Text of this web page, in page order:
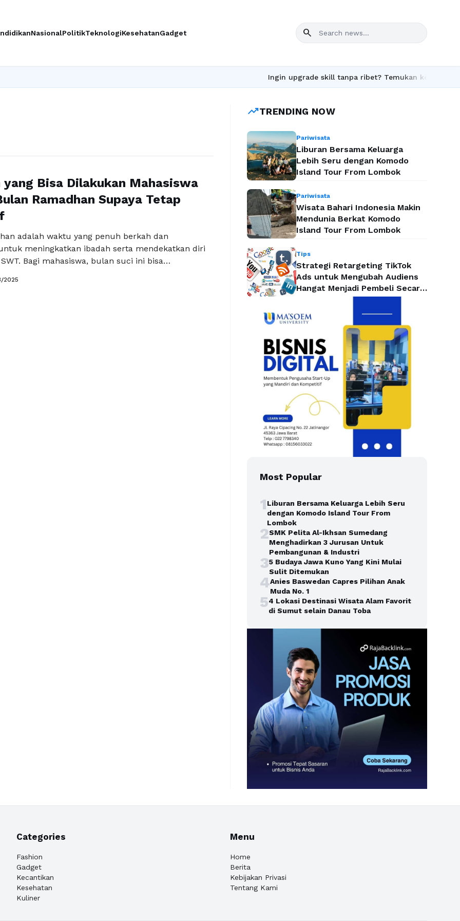
NasionalPolitikTeknologiKesehatanGadget search
Ingin upgrade skill tanpa ribet? Temukan kelas seru dan
yang Bisa Dilakukan Mahasiswa
Ramadhan Supaya Tetap
adalah waktu yang penuh berkah dan
meningkatkan ibadah serta mendekatkan diri
Bagi mahasiswa, bulan suci ini bisa
diri dan berkontribusi positif bagi
2025
trending_upTRENDING NOW
Pariwisata
Liburan Bersama Keluarga
Lebih Seru dengan Komodo
Island Tour From Lombok
Pariwisata
Wisata Bahari Indonesia Makin
Mendunia Berkat Komodo
Island Tour From Lombok
Tips
Strategi Retargeting TikTok
Ads untuk Mengubah Audiens
Hangat Menjadi Pembeli Secara
Most Popular
1Liburan Bersama Keluarga Lebih Seru
dengan Komodo Island Tour From
Lombok
2SMK Pelita Al-Ikhsan Sumedang
Menghadirkan 3 Jurusan Untuk
Pembangunan & Industri
35 Budaya Jawa Kuno Yang Kini Mulai
Sulit Ditemukan
4Anies Baswedan Capres Pilihan Anak
Muda No. 1
54 Lokasi Destinasi Wisata Alam Favorit
di Sumut selain Danau Toba
Categories
Fashion
Gadget
Kecantikan
Kesehatan
Kuliner
Menu
Home
Berita
Kebijakan Privasi
Tentang Kami